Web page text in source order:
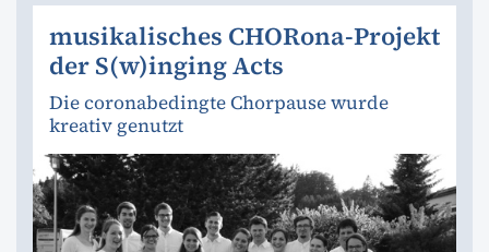
musikalisches CHORona-Projekt
der S(w)inging Acts
Die coronabedingte Chorpause wurde
kreativ genutzt